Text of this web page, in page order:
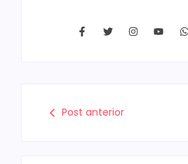
Post anterior